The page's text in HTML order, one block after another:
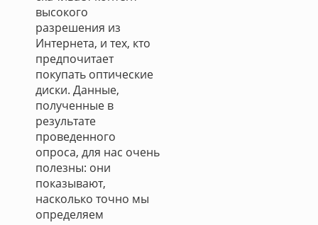
высокого
разрешения из
Интернета, и тех, кто
предпочитает
покупать оптические
диски. Данные,
полученные в
результате
проведенного
опроса, для нас очень
полезны: они
показывают,
насколько точно мы
определяем